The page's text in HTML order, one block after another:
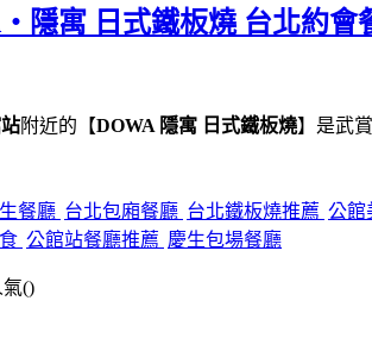
隱寓 日式鐵板燒 台北約
附近的【DOWA 隱寓 日式鐵板燒】是武
餐廳 台北包廂餐廳 台北鐵板燒推薦 公館
公館站餐廳推薦 慶生包場餐廳
氣()